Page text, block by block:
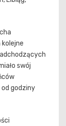
swój
godziny